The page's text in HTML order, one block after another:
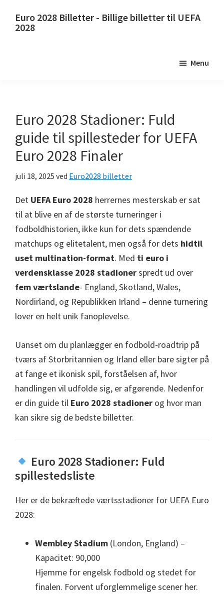
Euro 2028 Billetter - Billige billetter til UEFA
2028
Billetter
til
UEFA
EM
i
Wembley
London,
Manchester,
Cardiff,
Villa
Park
Menu
Euro 2028 Stadioner: Fuld
guide til spillesteder for UEFA
Euro 2028 Finaler
juli 18, 2025 ved Euro2028 billetter
Det UEFA Euro 2028 herrernes mesterskab er sat
til at blive en af ​​de største turneringer i
fodboldhistorien, ikke kun for dets spændende
matchups og elitetalent, men også for dets hidtil
uset multination-format. Med ti euro i
verdensklasse 2028 stadionerspredt ud over
fem værtslande- England, Skotland, Wales,
Nordirland, og Republikken Irland – denne turnering
lover en helt unik fanoplevelse.
Uanset om du planlægger en fodbold-roadtrip på
tværs af Storbritannien og Irland eller bare sigter på
at fange et ikonisk spil, forståelsen af, hvor
handlingen vil udfolde sig, er afgørende. Nedenfor
er din guide til Euro 2028 stadioner og hvor man
kan sikre sig de bedste billetter.
Euro 2028 Stadioner: Fuld
spillestedsliste
Her er de bekræftede værtsstadioner for UEFA Euro
2028:
Wembley Stadium (London, England) –
Kapacitet: 90,000
Hjemme for engelsk fodbold og stedet for
finalen. Forvent uforglemmelige scener her.